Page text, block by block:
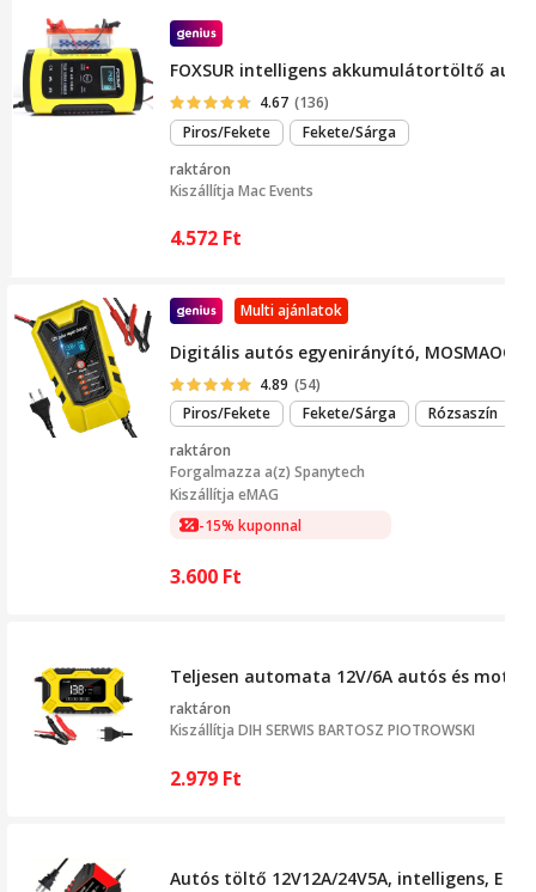
FOXSUR intelligens akkumulátortöltő
4.67 (136)
Piros/Fekete
Fekete/Sárga
raktáron
Kiszállítja Mac Events
4.572 Ft
Multi ajánlatok
Digitális autós egyenirányító,
4.89 (54)
Piros/Fekete
Fekete/Sárga
Rózsaszín
raktáron
Forgalmazza a(z) Spanytech
Kiszállítja eMAG
-15% kuponnal
3.600 Ft
Teljesen automata 12V/6A autós és
raktáron
Kiszállítja DIH SERWIS BARTOSZ PIOTROWSKI
2.979 Ft
Autós töltő 12V12A/24V5A, intelligens, EU